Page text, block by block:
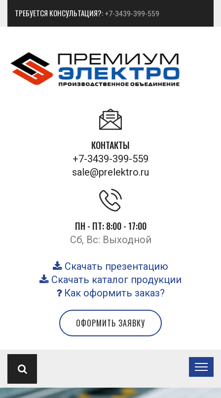
ТРЕБУЕТСЯ КОНСУЛЬТАЦИЯ?: +7-3439-399-559
КОНТАКТЫ
+7-3439-399-559
sale@prelektro.ru
ПН - ПТ: 8:00 - 17:00
Сб, Вс: Выходной
Скачать презентацию
Скачать каталог продукции
Как оформить заказ?
ОФОРМИТЬ ЗАЯВКУ